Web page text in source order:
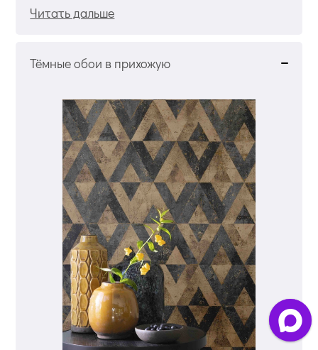
Читать дальше
Тёмные обои в прихожую